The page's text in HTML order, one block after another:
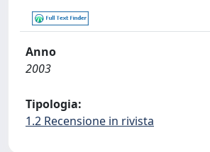
Anno
2003
Tipologia:
1.2 Recensione in rivista